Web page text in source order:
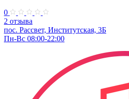
0
2 отзыва
пос. Рассвет, Институтская, 3Б
Пн-Вс 08:00-22:00